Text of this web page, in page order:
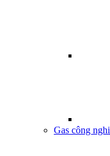
Gas công